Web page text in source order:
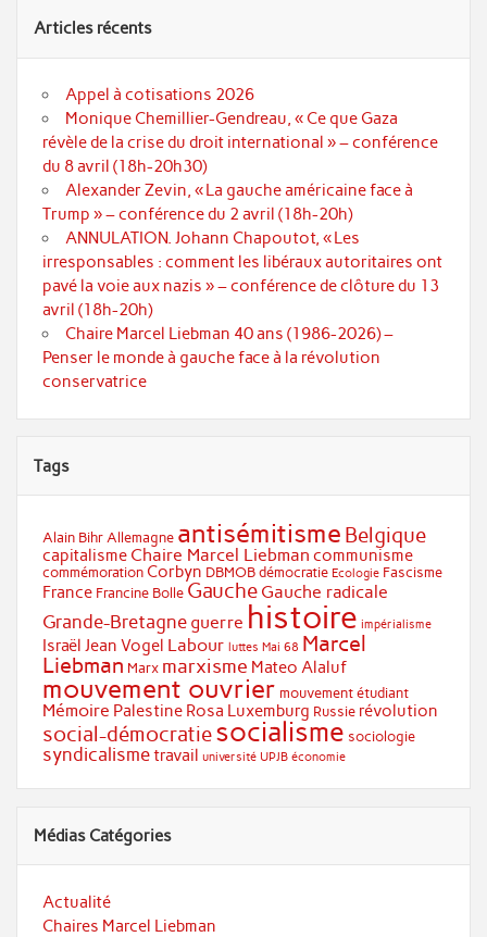
Articles récents
Appel à cotisations 2026
Monique Chemillier-Gendreau, « Ce que Gaza
révèle de la crise du droit international » – conférence
du 8 avril (18h-20h30)
Alexander Zevin, « La gauche américaine face à
Trump » – conférence du 2 avril (18h-20h)
ANNULATION. Johann Chapoutot, « Les
irresponsables : comment les libéraux autoritaires ont
pavé la voie aux nazis » – conférence de clôture du 13
avril (18h-20h)
Chaire Marcel Liebman 40 ans (1986-2026) –
Penser le monde à gauche face à la révolution
conservatrice
Tags
Alain Bihr Allemagne antisémitisme Belgique
capitalisme Chaire Marcel Liebman communisme
commémoration Corbyn DBMOB démocratie Ecologie Fascisme
France Francine Bolle Gauche Gauche radicale
Grande-Bretagne guerre histoire impérialisme
Israël Jean Vogel Labour luttes Mai 68 Marcel
Liebman Marx marxisme Mateo Alaluf
mouvement ouvrier mouvement étudiant
Mémoire Palestine Rosa Luxemburg Russie révolution
social-démocratiesocialisme sociologie
syndicalismetravail université UPJB économie
Médias Catégories
Actualité
Chaires Marcel Liebman